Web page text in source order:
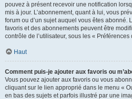
pouvez à présent recevoir une notification
mis à jour. L’abonnement, quant à lui, vous
forum ou d’un sujet auquel vous êtes abonné.
favoris et des abonnements peuvent être
contrôle de l’utilisateur, sous les « Préférences
Haut
Comment puis-je ajouter aux favoris ou
Vous pouvez ajouter aux favoris ou vous
cliquant sur le lien approprié dans le menu «
en bas des sujets et parfois illustré par une